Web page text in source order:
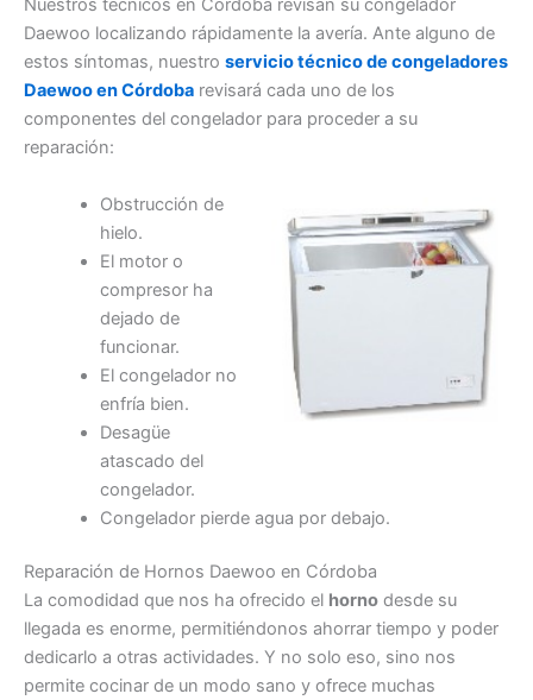
Nuestros técnicos en Córdoba revisan su congelador
Daewoo localizando rápidamente la avería. Ante alguno de
estos síntomas, nuestro servicio técnico de congeladores
Daewoo en Córdoba revisará cada uno de los
componentes del congelador para proceder a su
reparación:
Obstrucción de
hielo.
El motor o
compresor ha
dejado de
funcionar.
El congelador no
enfría bien.
Desagüe
atascado del
congelador.
Congelador pierde agua por debajo.
Reparación de Hornos Daewoo en Córdoba
La comodidad que nos ha ofrecido el horno desde su
llegada es enorme, permitiéndonos ahorrar tiempo y poder
dedicarlo a otras actividades. Y no solo eso, sino nos
permite cocinar de un modo sano y ofrece muchas